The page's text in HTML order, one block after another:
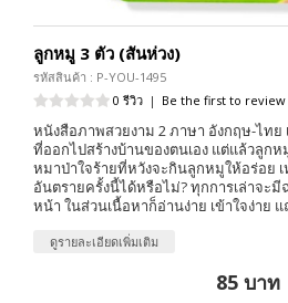
ลูกหมู 3 ตัว (สันห่วง)
รหัสสินค้า : P-YOU-1495
0 รีวิว | Be the first to review
หนังสือภาพสวยงาม 2 ภาษา อังกฤษ-ไทย
ที่ออกไปสร้างบ้านของตนเอง แต่แล้วลูกห
หมาป่าใจร้ายที่หวังจะกินลูกหมูให้อร่อย
อันตรายครั้งนี้ได้หรือไม่? ทุกการเล่าจะมี
หน้า ในส่วนเนื้อหาก็อ่านง่าย เข้าใจง่าย
ดูรายละเอียดเพิ่มเติม
85 บาท